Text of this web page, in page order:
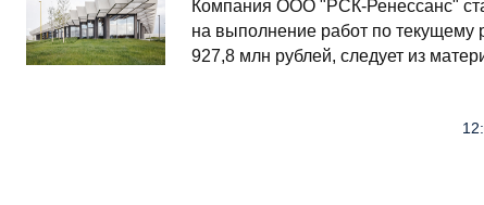
Компания ООО "РСК-Ренессанс"
на выполнение работ по
927,8 млн рублей, следует из